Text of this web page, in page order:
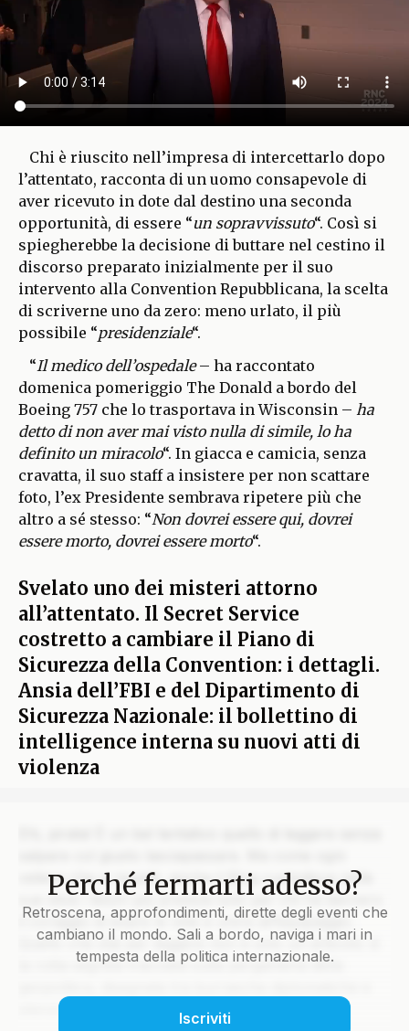
Chi è riuscito nell’impresa di intercettarlo dopo
l’attentato, racconta di un uomo consapevole di
aver ricevuto in dote dal destino una seconda
opportunità, di essere “un sopravvissuto“. Così si
spiegherebbe la decisione di buttare nel cestino il
discorso preparato inizialmente per il suo
intervento alla Convention Repubblicana, la scelta
di scriverne uno da zero: meno urlato, il più
possibile “presidenziale“.
“Il medico dell’ospedale– ha raccontato
domenica pomeriggio The Donald a bordo del
Boeing 757 che lo trasportava in Wisconsin – ha
detto di non aver mai visto nulla di simile, lo ha
definito un miracolo“. In giacca e camicia, senza
cravatta, il suo staff a insistere per non scattare
foto, l’ex Presidente sembrava ripetere più che
altro a sé stesso: “Non dovrei essere qui, dovrei
essere morto, dovrei essere morto“.
Svelato uno dei misteri attorno
all’attentato. Il Secret Service
costretto a cambiare il Piano di
Sicurezza della Convention: i dettagli.
Ansia dell’FBI e del Dipartimento di
Sicurezza Nazionale: il bollettino di
intelligence interna su nuovi atti di
violenza
veliero che si rispetti, anche il Blog custodisce nelle
sue stive i tesori più preziosi solo per chi ha davvero
il coraggio di issare le vele e unirsi all’equipaggio.
Quello che stai per leggere non è solo un articolo: è
la rotta segreta tracciata sulla pergamena della
silenzi che parlano più di mille colpi di cannone.
Perché fermarti adesso?
Retroscena, approfondimenti, dirette degli eventi che
cambiano il mondo. Sali a bordo, naviga i mari in
tempesta della politica internazionale.
Iscriviti